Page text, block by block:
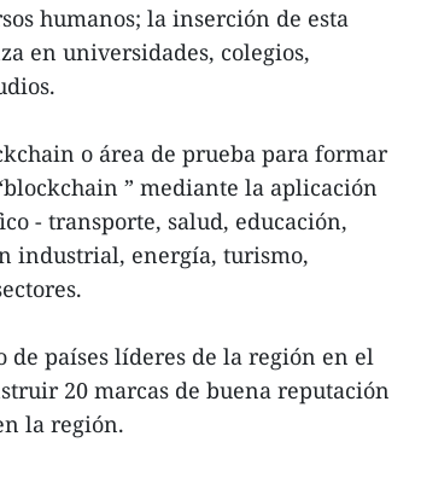
humanos; la inserción de esta
en universidades, colegios,
o área de prueba para formar
” mediante la aplicación
- transporte, salud, educación,
industrial, energía, turismo,
de países líderes de la región en el
20 marcas de buena reputación
la región.